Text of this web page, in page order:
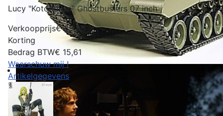
Lucy "Kotobukya" Ghostbusters 07 inch
Verkoopprijs€ 89,95
Korting
Bedrag BTW€ 15,61
Waarschuw mij !
Artikelgegevens